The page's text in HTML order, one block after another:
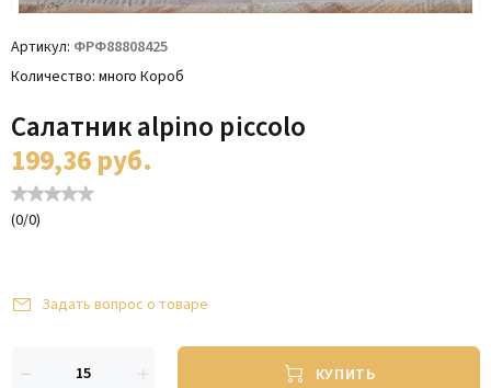
Артикул ФРФ88808425
Количество много Короб
Салатник alpino piccolo
199,36руб.
(0/0)
Задать вопрос о товаре
КУПИТЬ